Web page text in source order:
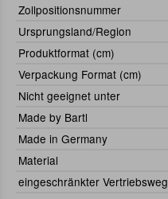
Zollpositionsnummer
Ursprungsland/Region
Produktformat (cm)
Verpackung Format (cm)
Nicht geeignet unter
Made by Bartl
Made in Germany
Material
eingeschränkter Vertriebsweg